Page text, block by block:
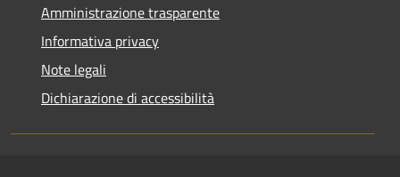
Amministrazione trasparente
Informativa privacy
Note legali
Dichiarazione di accessibilità